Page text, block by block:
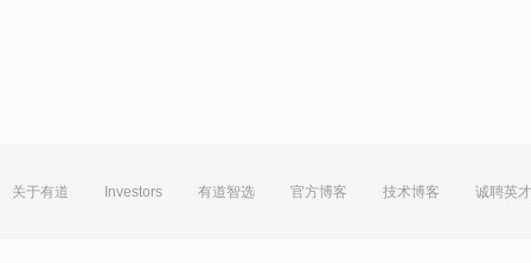
关于有道 Investors 有道智选 官方博客 技术博客 诚聘英才